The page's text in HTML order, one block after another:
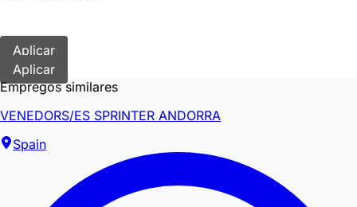
Aplicar
Aplicar
Empregos similares
VENEDORS/ES SPRINTER ANDORRA
Spain